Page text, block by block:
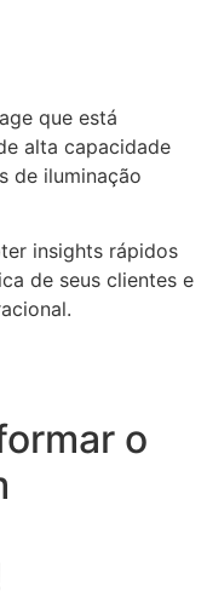
que está
alta capacidade
de iluminação
insights rápidos
de seus clientes e
o